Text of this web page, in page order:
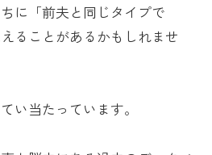
に「前夫と同じタイプで
ることがあるかもしれませ
い当たっています。